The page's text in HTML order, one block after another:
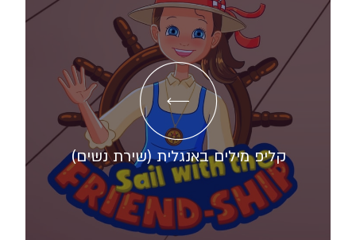
קליפ מילים באנגלית (שירת נשים)